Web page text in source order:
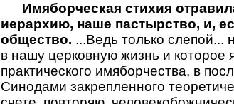
Имяборческая стихия
иерархию, наше пастырство, и,
общество. ...Ведь только слепой...
в нашу церковную жизнь и которое
практического имяборчества, в
Синодами закрепленного